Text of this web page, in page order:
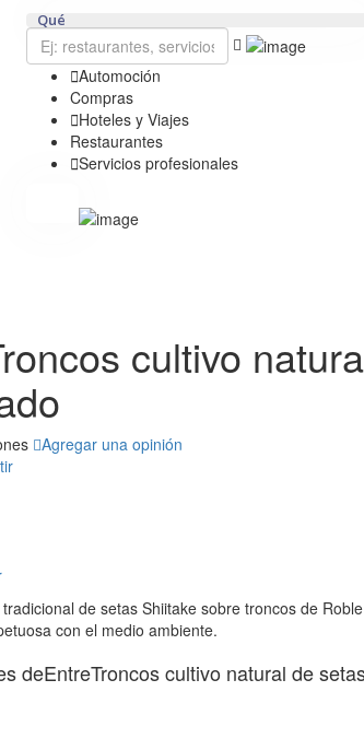
Qué
Automoción
Compras
Hoteles y Viajes
Restaurantes
Servicios profesionales
cultivo
Agregar una opinión
de setas Shiitake sobre troncos de
con el medio ambiente.
deEntreTroncos cultivo natural de